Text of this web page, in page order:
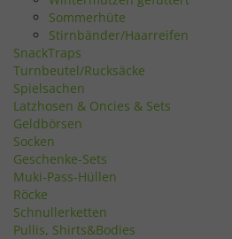
Sommerhüte
Stirnbänder/Haarreifen
SnackTraps
Turnbeutel/Rucksäcke
Spielsachen
Latzhosen & Oncies & Sets
Geldbörsen
Socken
Geschenke-Sets
Muki-Pass-Hüllen
Röcke
Schnullerketten
Pullis, Shirts&Bodies